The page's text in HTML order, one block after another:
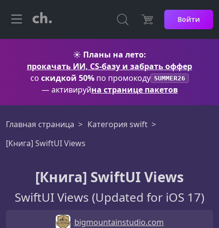
Войти
☀️ Планы на лето:
прокачать ИИ, CS-базу и забрать оффер
со скидкой 50% по промокоду SUMMER26
— активируйна странице пакетов
Главная страница
Категория swift
[Книга] SwiftUI Views
[Книга] SwiftUI Views
SwiftUI Views (Updated for iOS 17)
bigmountainstudio.com